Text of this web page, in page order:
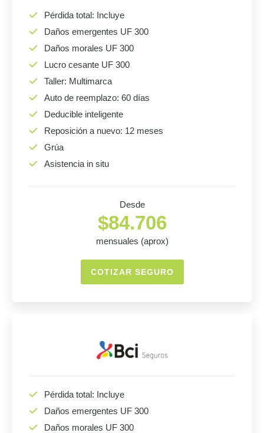
Pérdida total: Incluye
Daños emergentes UF 300
Daños morales UF 300
Lucro cesante UF 300
Taller: Multimarca
Auto de reemplazo: 60 días
Deducible inteligente
Reposición a nuevo: 12 meses
Grúa
Asistencia in situ
Desde
$84.706
mensuales (aprox)
COTIZAR SEGURO
Pérdida total: Incluye
Daños emergentes UF 300
Daños morales UF 300